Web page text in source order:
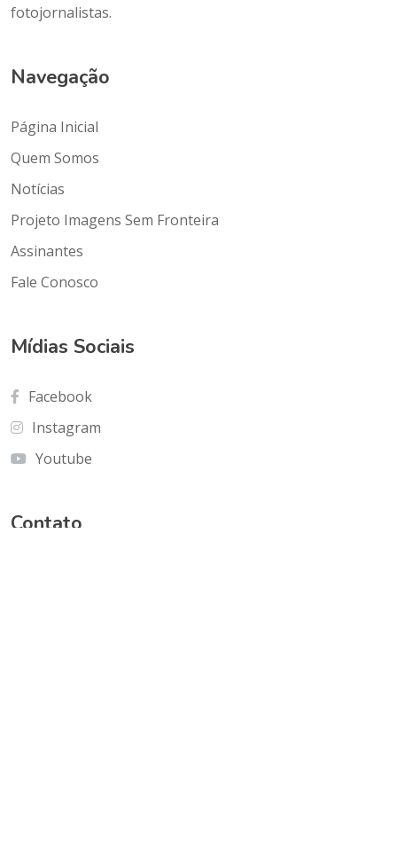
fotojornalistas.
Navegação
Página Inicial
Quem Somos
Notícias
Projeto Imagens Sem Fronteira
Assinantes
Fale Conosco
Mídias Sociais
Facebook
Instagram
Youtube
Contato